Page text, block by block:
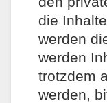
die
werden
werden
trotzdem
werden,